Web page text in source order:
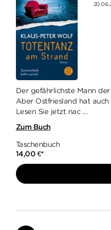
Der gefährlichste Mann
Aber Ostfriesland hat auch
Lesen Sie jetzt nac ...
Zum Buch
Taschenbuch
14,00 €*